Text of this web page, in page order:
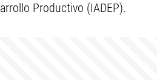
Productivo (IADEP).